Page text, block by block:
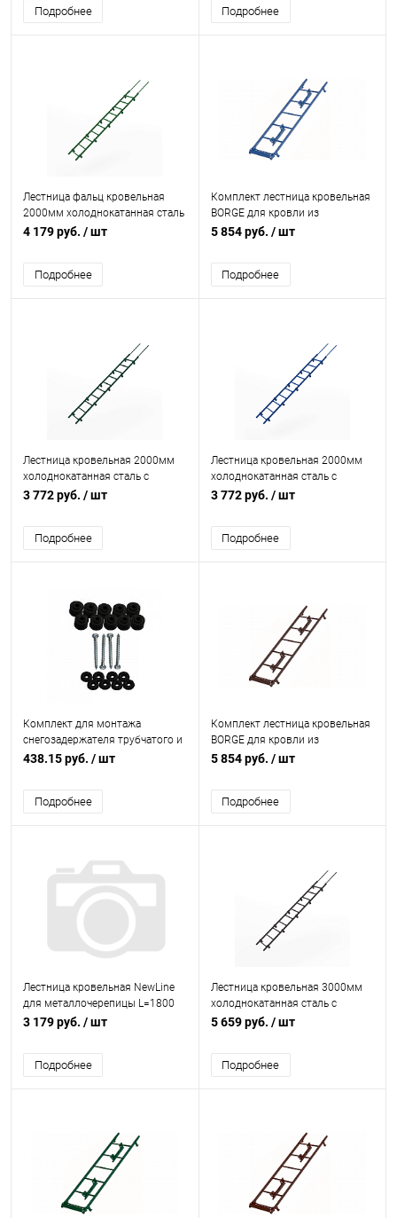
Подробнее Подробнее
Лестница фальц кровельная
2000мм холоднокатанная сталь
с порошковым покрытием RAL
4 179 руб. / шт
Подробнее
Комплект лестница кровельная
BORGE для кровли из
металлочерепицы L=2700 мм,
синий)
5 854 руб. / шт
Подробнее
Лестница кровельная 2000мм
холоднокатанная сталь с
порошковым покрытием RAL
3 772 руб. / шт
Подробнее
Лестница кровельная 2000мм
холоднокатанная сталь с
порошковым покрытием RAL
3 772 руб. / шт
Подробнее
Комплект для монтажа
снегозадержателя трубчатого и
мостика переходного для
Трамонтана, Монтерроса
Металл Профиль
438.15 руб. / шт
Подробнее
Комплект лестница кровельная
BORGE для кровли из
металлочерепицы L=2700 мм,
коричневый)
5 854 руб. / шт
Подробнее
Лестница кровельная NewLine
для металлочерепицы L=1800
мм, b=350 RAL 7024 (Серый)
3 179 руб. / шт
Подробнее
Лестница кровельная 3000мм
холоднокатанная сталь с
порошковым покрытием RAL
5 659 руб. / шт
Подробнее